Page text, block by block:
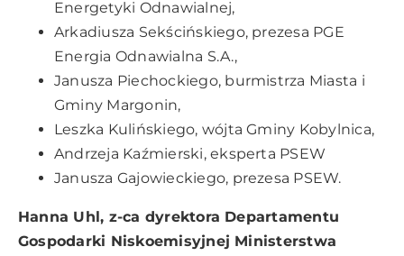
Energetyki Odnawialnej,
Arkadiusza Sekścińskiego, prezesa PGE
Energia Odnawialna S.A.,
Janusza Piechockiego, burmistrza Miasta i
Gminy Margonin,
Leszka Kulińskiego, wójta Gminy Kobylnica,
Andrzeja Kaźmierski, eksperta PSEW
Janusza Gajowieckiego, prezesa PSEW.
Hanna Uhl, z-ca dyrektora Departamentu
Gospodarki Niskoemisyjnej Ministerstwa